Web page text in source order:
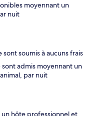
moyennant un
nuit
sont soumis à aucuns frais
admis moyennant un
par nuit
hôte professionnel et